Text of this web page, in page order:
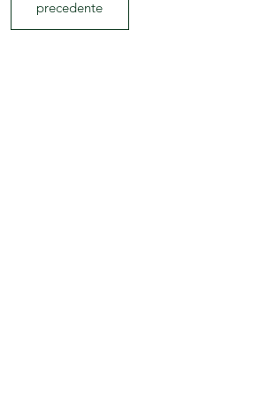
precedente